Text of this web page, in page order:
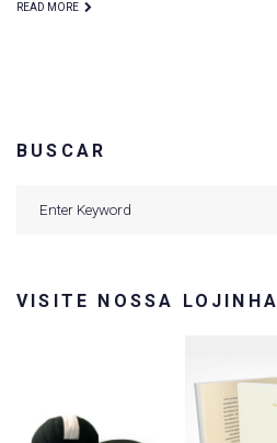
READ MORE
BUSCAR
VISITE NOSSA LOJINHA